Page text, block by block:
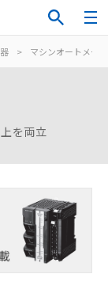
> マシンオートメー
を両立